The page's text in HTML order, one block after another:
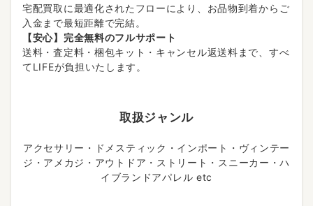
宅配買取に最適化されたフローにより、お品物到着からご
入金まで最短距離で完結。
【安心】完全無料のフルサポート
送料・査定料・梱包キット・キャンセル返送料まで、すべ
てLIFEが負担いたします。
取扱ジャンル
アクセサリー・ドメスティック・インポート・ヴィンテー
ジ・アメカジ・アウトドア・ストリート・スニーカー・ハ
イブランドアパレル etc